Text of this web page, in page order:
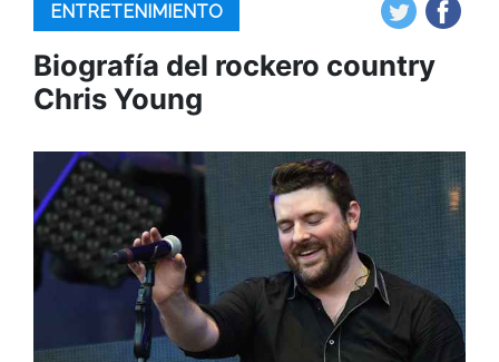
ENTRETENIMIENTO
Biografía del rockero country
Chris Young